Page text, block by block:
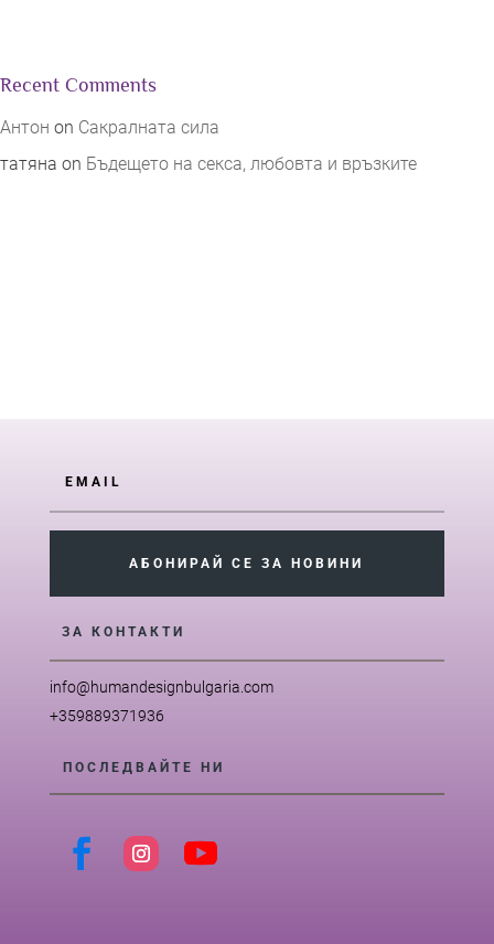
Recent Comments
Антон on Сакралната сила
татяна on Бъдещето на секса, любовта и връзките
АБОНИРАЙ СЕ ЗА НОВИНИ
ЗА КОНТАКТИ
info@humandesignbulgaria.com
+359889371936
ПОСЛЕДВАЙТЕ НИ